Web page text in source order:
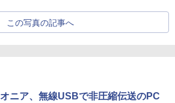
この写真の記事へ
ニア、無線USBで非圧縮伝送のPC